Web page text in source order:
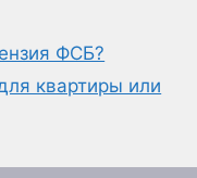
ФСБ?
квартиры или